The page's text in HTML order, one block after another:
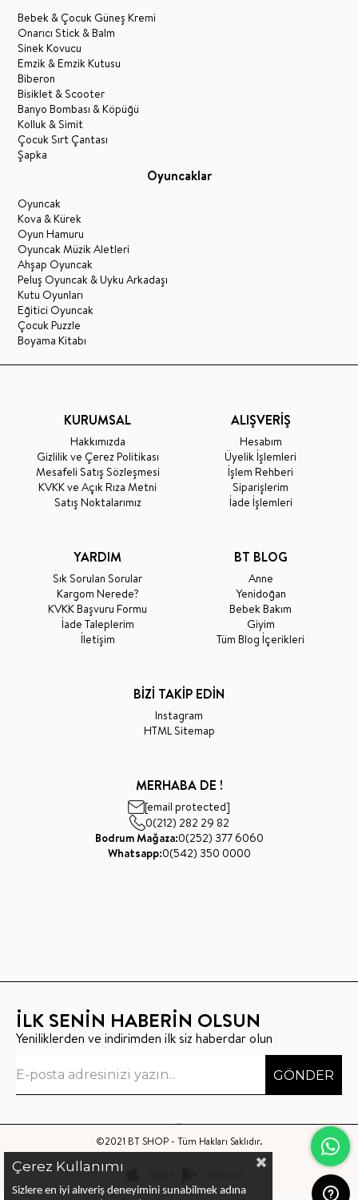
Bebek & Çocuk Güneş Kremi
Onarıcı Stick & Balm
Sinek Kovucu
Emzik & Emzik Kutusu
Biberon
Bisiklet & Scooter
Banyo Bombası & Köpüğü
Kolluk & Simit
Çocuk Sırt Çantası
Şapka
Oyuncaklar
Oyuncak
Kova & Kürek
Oyun Hamuru
Oyuncak Müzik Aletleri
Ahşap Oyuncak
Peluş Oyuncak & Uyku Arkadaşı
Kutu Oyunları
Eğitici Oyuncak
Çocuk Puzzle
Boyama Kitabı
KURUMSAL
Hakkımızda
Gizlilik ve Çerez Politikası
Mesafeli Satış Sözleşmesi
KVKK ve Açık Rıza Metni
Satış Noktalarımız
ALIŞVERİŞ
Hesabım
Üyelik İşlemleri
İşlem Rehberi
Siparişlerim
İade İşlemleri
YARDIM
Sık Sorulan Sorular
Kargom Nerede?
KVKK Başvuru Formu
İade Taleplerim
İletişim
BT BLOG
Anne
Yenidoğan
Bebek Bakım
Giyim
Tüm Blog İçerikleri
BİZİ TAKİP EDİN
Instagram
HTML Sitemap
MERHABA DE !
[email protected]
0(212) 282 29 82
Bodrum Mağaza:0(252) 377 6060
Whatsapp:0(542) 350 0000
İLK SENİN HABERİN OLSUN
Yeniliklerden ve indirimden ilk siz haberdar olun
GÖNDER
©2021 BT SHOP - Tüm Hakları Saklıdır.
Çerez Kullanımı
Sizlere en iyi alıveriş deneyimini sunabilmek adına